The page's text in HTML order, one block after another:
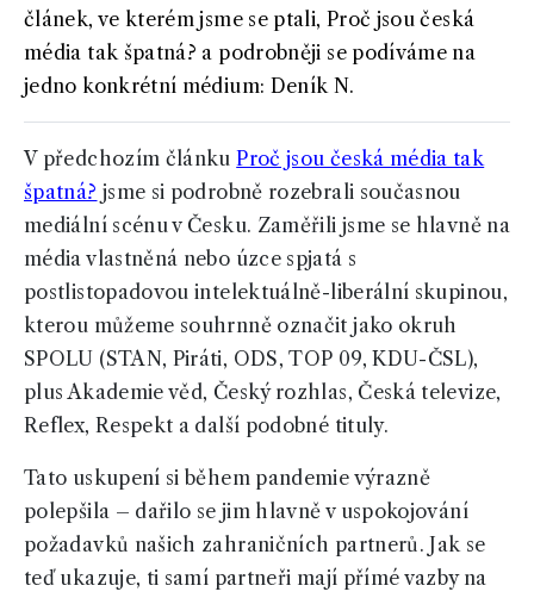
článek, ve kterém jsme se ptali, Proč jsou česká
média tak špatná? a podrobněji se podíváme na
jedno konkrétní médium: Deník N.
V předchozím článkuProč jsou česká média tak
špatná? jsme si podrobně rozebrali současnou
mediální scénu v Česku. Zaměřili jsme se hlavně na
média vlastněná nebo úzce spjatá s
postlistopadovou intelektuálně-liberální skupinou,
kterou můžeme souhrnně označit jako okruh
SPOLU (STAN, Piráti, ODS, TOP 09, KDU-ČSL),
plus Akademie věd, Český rozhlas, Česká televize,
Reflex, Respekt a další podobné tituly.
Tato uskupení si během pandemie výrazně
polepšila – dařilo se jim hlavně v uspokojování
požadavků našich zahraničních partnerů. Jak se
teď ukazuje, ti samí partneři mají přímé vazby na